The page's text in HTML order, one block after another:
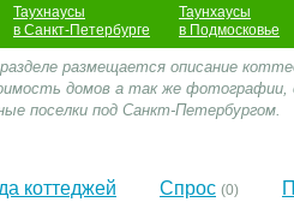
Таухнаусы
в Санкт-Петербурге
Таунхаусы
в Подмосковье
размещается описание
домов а так же фотографии,
поселки под Санкт-Петербургом.
коттеджей Спрос (0)